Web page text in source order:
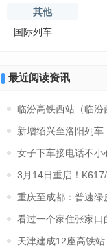
其他
国际列车
最近阅读资讯
临汾高铁西站（临
新增绍兴至洛阳列
女子下车接电话不
3月14日重启！
重庆至成都：普速绿
看过一个家住张家
天津建成12座高铁